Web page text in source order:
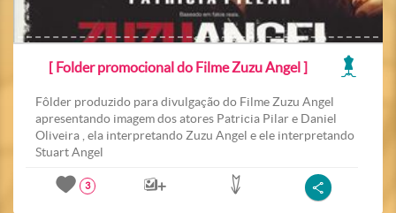
[ Folder promocional do Filme Zuzu Angel ]
Fôlder produzido para divulgação do Filme Zuzu Angel
apresentando imagem dos atores Patricia Pilar e Daniel
Oliveira , ela interpretando Zuzu Angel e ele interpretando
Stuart Angel
3